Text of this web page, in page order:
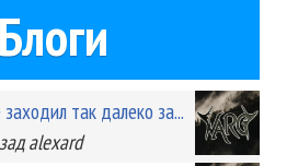
Блоги
так далеко за...
alexard